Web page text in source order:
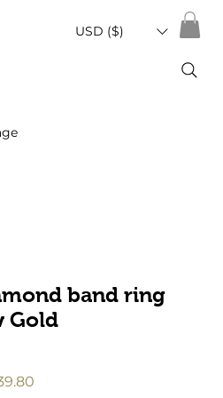
USD ($)
band ring
Gold